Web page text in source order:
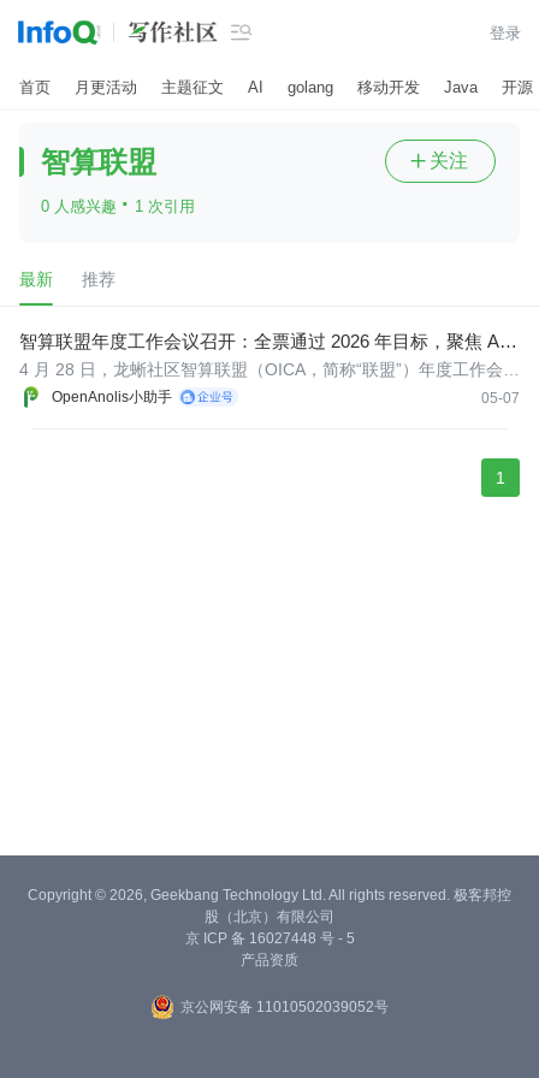
 登录
首页 月更活动 主题征文 AI golang 移动开发 Java 开源
智算联盟
0 人感兴趣 · 1 次引用
 关注
最新 推荐
智算联盟年度工作会议召开：全票通过 2026 年目标，聚焦 AI I
nfra 与 Agent 生态
OpenAnolis小助手 05-07
4 月 28 日，龙蜥社区智算联盟（OICA，简称“联盟”）年度工作会议
在北京召开，由联盟秘书处负责人张百林主持，21 位联盟代表出
1
Copyright © 2026, Geekbang Technology Ltd. All rights reserved. 极客邦控
股（北京）有限公司
京 ICP 备 16027448 号 - 5
产品资质
京公网安备 11010502039052号